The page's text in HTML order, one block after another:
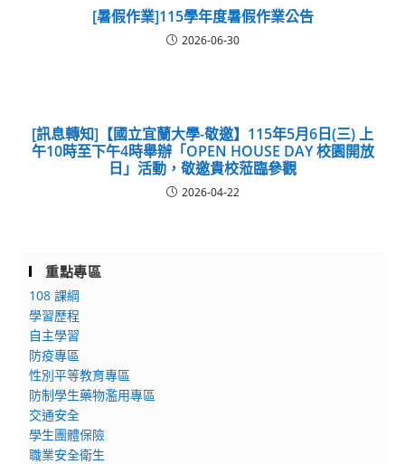
[暑假作業]115學年度暑假作業公告
2026-06-30
[訊息轉知]【國立宜蘭大學-敬邀】115年5月6日(三) 上
午10時至下午4時舉辦「OPEN HOUSE DAY 校園開放
日」活動，敬邀貴校蒞臨參觀
2026-04-22
重點專區
108 課綱
學習歷程
自主學習
防疫專區
性別平等教育專區
防制學生藥物濫用專區
交通安全
學生團體保險
職業安全衛生